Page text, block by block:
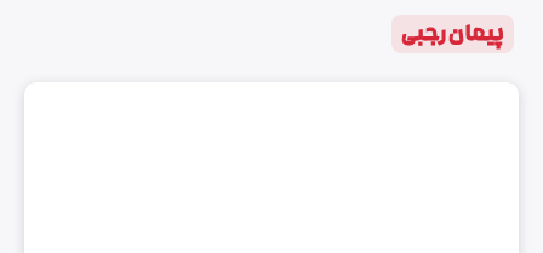
پیمان رجبی